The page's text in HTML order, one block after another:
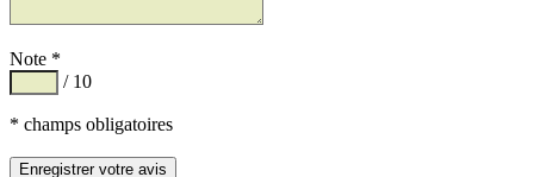
Note *
/ 10
* champs obligatoires